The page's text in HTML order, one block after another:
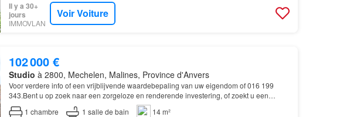
Il y a 30+
jours
IMMOVLAN
Voir Voiture
102 000 €
Studio à 2800, Mechelen, Malines, Province d'Anvers
Voor verdere info of een vrijblijvende waardebepaling van uw eigendom of 016 199
343.Bent u op zoek naar een zorgeloze en renderende investering, of zoekt u een
comfortabele thuisbasis voor uw studerende zoon of dochter? Als…
1 chambre 1 salle de bain 14 m²